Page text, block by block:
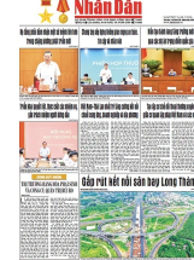
Media Thể thao
Media Giáo dục
Media Y tế
Media Khoa học
Media Môi